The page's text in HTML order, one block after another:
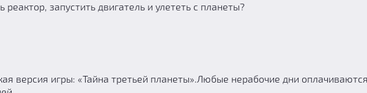
запустить двигатель и улететь с планеты?
версия игры: «Тайна третьей планеты».Любые нерабочие дни